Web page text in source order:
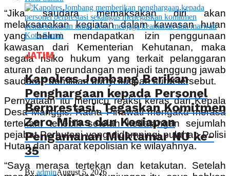
“Jika saudara memaksakan diri akan
melaksanakan kegiatan dalam kawasan hutan
yang belum mendapatkan izin penggunaan
kawasan dari Kementerian Kehutanan, maka
segala risiko hukum yang terkait pelanggaran
aturan dan perundangan menjadi tanggung jawab
saudara,” demikian bunyi kutipan surat tersebut.
Pernyataan itu memicu reaksi keras dari Kepala
Desa Manggis. Ratna Pinawati mengaku merasa
tertekan, terlebih setelah kedatangan sejumlah
pejabat Perhutani yang didampingi puluhan Polisi
Hutan dan aparat kepolisian ke wilayahnya.
“Saya merasa tertekan dan ketakutan. Setelah
JATIM
Kapolres Jombang Berikan
Penghargaan kepada Personel
Berprestasi, Tegaskan Komitmen
Zero Miras dan Kesiapan
Pengamanan Muktamar NU ke-
35
By adminAugust 5, 2026